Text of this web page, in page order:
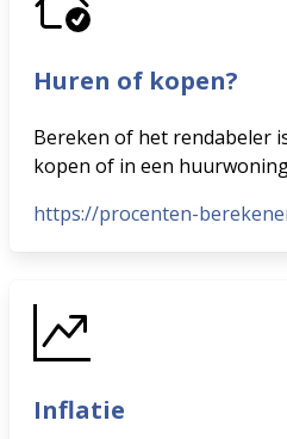
Huren of kopen?
Bereken of het rendabeler
kopen of in een
https://procenten-
Inflatie